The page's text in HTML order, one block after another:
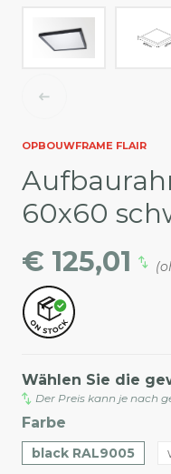
OPBOUWFRAME FLAIR
60x60
€ 125,01
Wählen Sie die
Der Preis kann je nach
Farbe
black RAL9005